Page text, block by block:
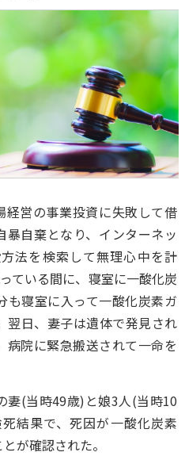
営の事業投資に失敗して借
自棄となり、インターネッ
法を検索して無理心中を計
ている間に、寝室に一酸化炭
も寝室に入って一酸化炭素ガ
翌日、妻子は遺体で発見され
病院に緊急搬送されて一命を
妻(当時49歳)と娘3人(当時10
結果で、死因が一酸化炭素
が確認された。